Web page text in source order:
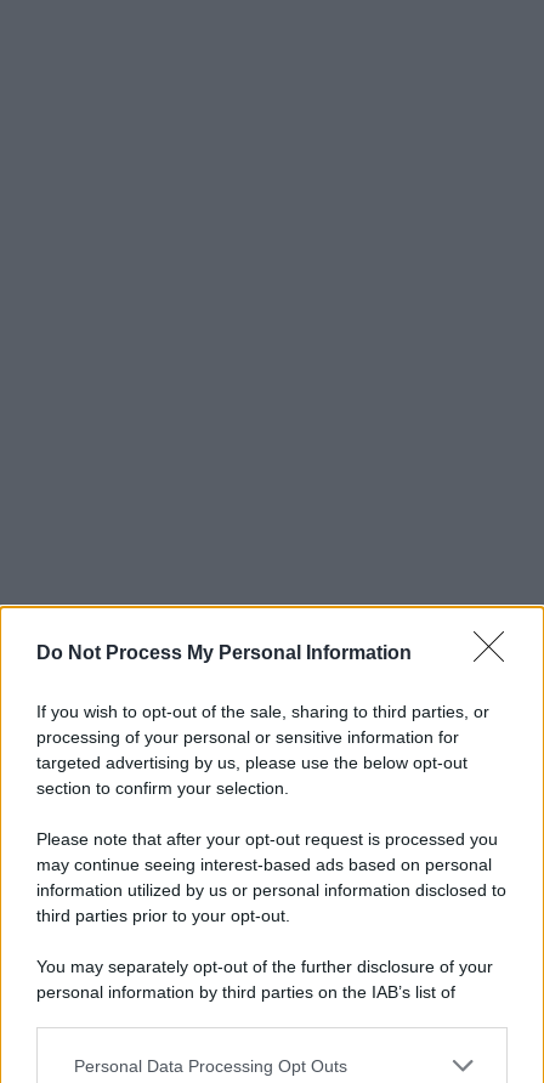
Do Not Process My Personal Information
If you wish to opt-out of the sale, sharing to third parties, or
processing of your personal or sensitive information for
targeted advertising by us, please use the below opt-out
section to confirm your selection.
Please note that after your opt-out request is processed you
may continue seeing interest-based ads based on personal
information utilized by us or personal information disclosed to
third parties prior to your opt-out.
You may separately opt-out of the further disclosure of your
personal information by third parties on the IAB’s list of
This information may also be disclosed by us to third parties
Personal Data Processing Opt Outs